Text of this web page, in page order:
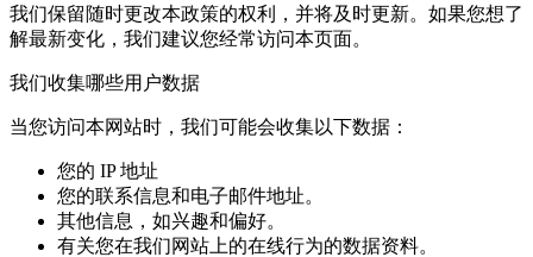
我们保留随时更改本政策的权利，并将及时更新。如果您想了
解最新变化，我们建议您经常访问本页面。
我们收集哪些用户数据
当您访问本网站时，我们可能会收集以下数据：
您的 IP 地址
您的联系信息和电子邮件地址。
其他信息，如兴趣和偏好。
有关您在我们网站上的在线行为的数据资料。